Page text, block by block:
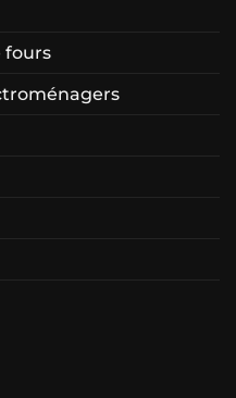
fours